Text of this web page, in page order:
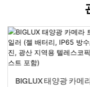
BIGLUX 태양광 카메